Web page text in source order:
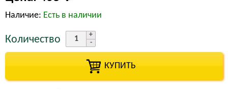
Наличие: Есть в наличии
Количество
КУПИТЬ